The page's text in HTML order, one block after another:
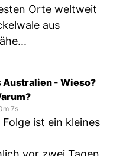
Orte weltweit
aus
Australien - Wieso?
7s
ist ein kleines